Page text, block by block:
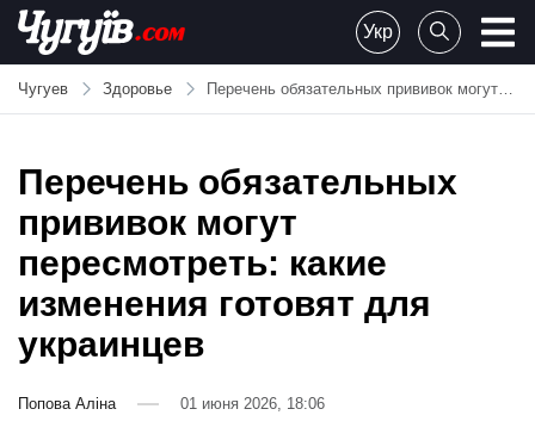
Skip
content
Chuguiv
Укр
Чугуев Здоровье Перечень обязательных прививок могут пересмотреть: какие изменения готовят для украинцев
Перечень обязательных
прививок могут
пересмотреть: какие
изменения готовят для
украинцев
Попова Аліна 01 июня 2026, 18:06